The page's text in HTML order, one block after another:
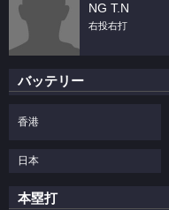
NG T.N
右投右打
バッテリー
香港
日本
本塁打